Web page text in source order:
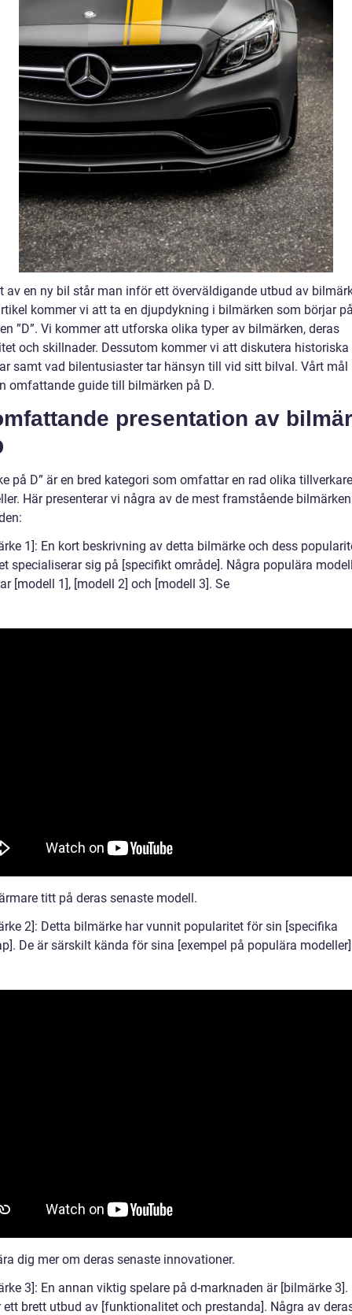
av en ny bil står man inför ett överväldigande utbud av
kommer vi att ta en djupdykning i bilmärken som börjar
”D”. Vi kommer att utforska olika typer av bilmärken, deras
och skillnader. Dessutom kommer vi att diskutera historiska
samt vad bilentusiaster tar hänsyn till vid sitt bilval. Vårt mål
omfattande guide till bilmärken på D.
presentation av
på D” är en bred kategori som omfattar en rad olika
Här presenterar vi några av de mest framstående
1]: En kort beskrivning av detta bilmärke och dess
specialiserar sig på [specifikt område]. Några populära
[modell 1], [modell 2] och [modell 3]. Se
titt på deras senaste modell.
2]: Detta bilmärke har vunnit popularitet för sin [specifika
De är särskilt kända för sina [exempel på populära
dig mer om deras senaste innovationer.
3]: En annan viktig spelare på d-marknaden är [bilmärke 3].
ett brett utbud av [funktionalitet och prestanda]. Några av